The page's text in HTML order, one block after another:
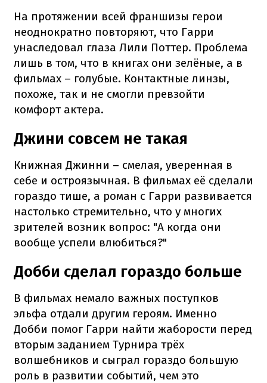
На протяжении всей франшизы герои
неоднократно повторяют, что Гарри
унаследовал глаза Лили Поттер. Проблема
лишь в том, что в книгах они зелёные, а в
фильмах – голубые. Контактные линзы,
похоже, так и не смогли превзойти
комфорт актера.
Джини совсем не такая
Книжная Джинни – смелая, уверенная в
себе и остроязычная. В фильмах её сделали
гораздо тише, а роман с Гарри развивается
настолько стремительно, что у многих
зрителей возник вопрос: "А когда они
вообще успели влюбиться?"
Добби сделал гораздо больше
В фильмах немало важных поступков
эльфа отдали другим героям. Именно
Добби помог Гарри найти жаборости перед
вторым заданием Турнира трёх
волшебников и сыграл гораздо большую
роль в развитии событий, чем это